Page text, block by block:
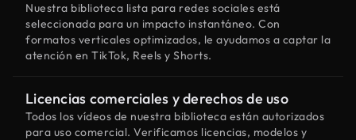
Nuestra biblioteca lista para redes sociales está
seleccionada para un impacto instantáneo. Con
formatos verticales optimizados, le ayudamos a captar la
atención en TikTok, Reels y Shorts.
Licencias comerciales y derechos de uso
Todos los vídeos de nuestra biblioteca están autorizados
para uso comercial. Verificamos licencias, modelos y